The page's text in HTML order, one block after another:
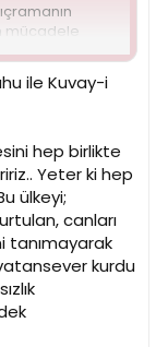
mücadele
ile Kuvay-i
hep birlikte
Yeter ki hep
ülkeyi;
canları
tanımayarak
kurdu